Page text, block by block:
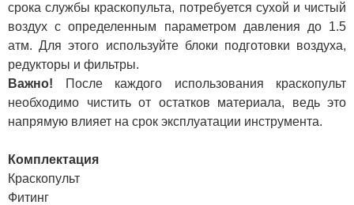
срока службы краскопульта, потребуется сухой и чистый
воздух с определенным параметром давления до 1.5
атм. Для этого используйте блоки подготовки воздуха,
редукторы и фильтры.
Важно! После каждого использования краскопульт
необходимо чистить от остатков материала, ведь это
напрямую влияет на срок эксплуатации инструмента.
Комплектация
Краскопульт
Фитинг